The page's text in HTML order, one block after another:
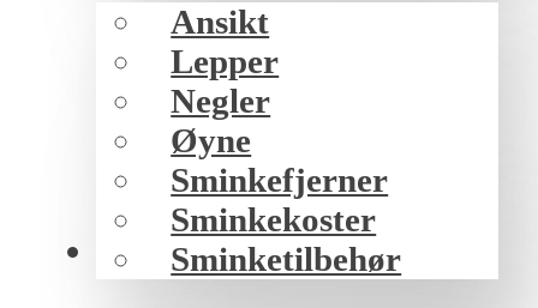
Ansikt
Lepper
Negler
Øyne
Sminkefjerner
Sminkekoster
Sminketilbehør
Mat/drikke